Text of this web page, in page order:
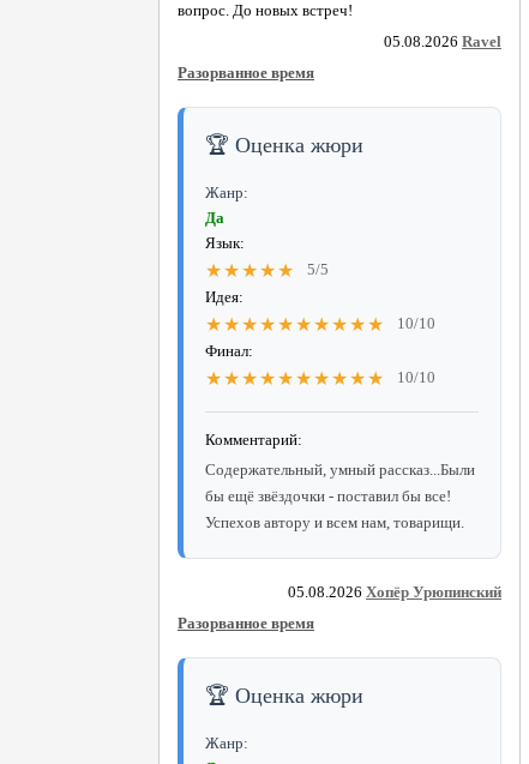
вопрос. До новых встреч!
05.08.2026 Ravel
Разорванное время
🏆 Оценка жюри
Жанр:
Да
Язык:
★★★★★
5/5
Идея:
★★★★★★★★★★
10/10
Финал:
★★★★★★★★★★ 10/10
Комментарий:
Содержательный, умный рассказ...Были
бы ещё звёздочки - поставил бы все!
Успехов автору и всем нам, товарищи.
05.08.2026 Хопёр Урюпинский
Разорванное время
🏆 Оценка жюри
Жанр: